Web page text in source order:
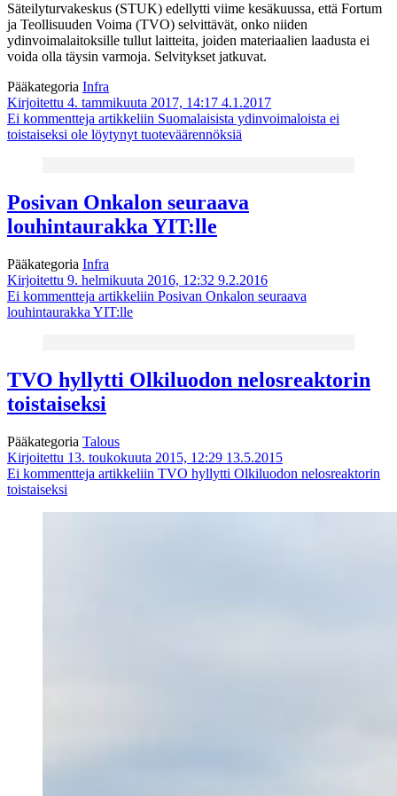
Säteilyturvakeskus (STUK) edellytti viime kesäkuussa, että Fortum
ja Teollisuuden Voima (TVO) selvittävät, onko niiden
ydinvoimalaitoksille tullut laitteita, joiden materiaalien laadusta ei
voida olla täysin varmoja. Selvitykset jatkuvat.
Pääkategoria Infra
Kirjoitettu 4. tammikuuta 2017, 14:17 4.1.2017
Ei kommentteja artikkeliin Suomalaisista ydinvoimaloista ei
toistaiseksi ole löytynyt tuoteväärennöksiä
Posivan Onkalon seuraava
louhintaurakka YIT:lle
Pääkategoria Infra
Kirjoitettu 9. helmikuuta 2016, 12:32 9.2.2016
Ei kommentteja artikkeliin Posivan Onkalon seuraava
louhintaurakka YIT:lle
TVO hyllytti Olkiluodon nelosreaktorin
toistaiseksi
Pääkategoria Talous
Kirjoitettu 13. toukokuuta 2015, 12:29 13.5.2015
Ei kommentteja artikkeliin TVO hyllytti Olkiluodon nelosreaktorin
toistaiseksi